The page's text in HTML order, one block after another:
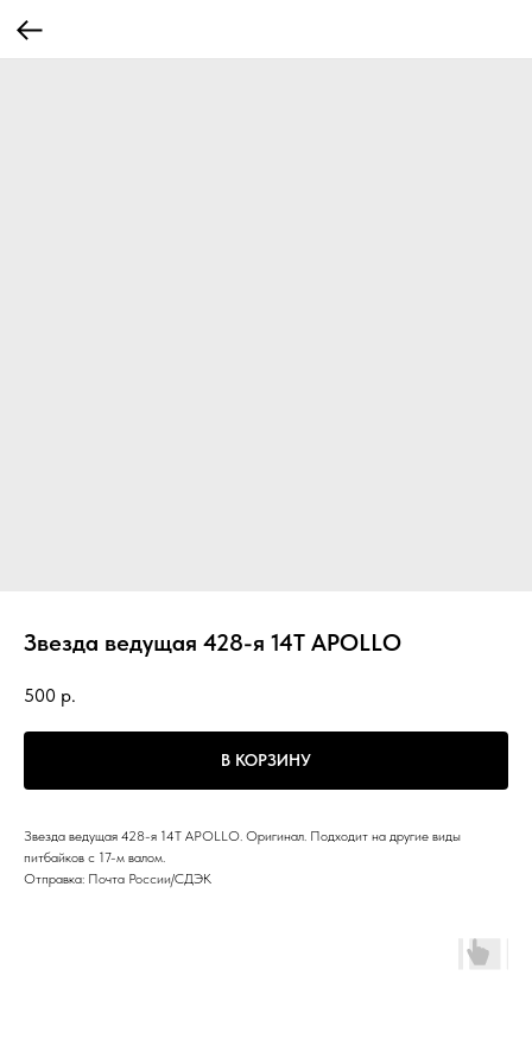
Звезда ведущая 428-я 14Т APOLLO
500 р.
В КОРЗИНУ
Звезда ведущая 428-я 14Т APOLLO. Оригинал. Подходит на другие виды
питбайков с 17-м валом.
Отправка: Почта России/СДЭК